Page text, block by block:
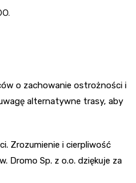
o zachowanie ostrożności i
alternatywne trasy, aby
Zrozumienie i cierpliwość
Dromo Sp. z o.o. dziękuje za